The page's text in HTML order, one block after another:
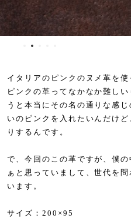
イタリアのピンクのヌメ革を使
ピンクの革ってなかなか難し
うと本当にその名の通りな感
いのピンクを入れたいんだけ
りするんです。
で、今回のこの革ですが、僕
ぁと思っていまして、世代を
います。
サイズ：200×95